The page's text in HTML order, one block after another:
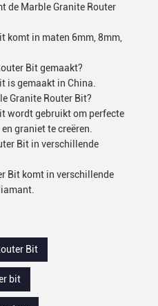
de Marble Granite Router
komt in maten 6mm, 8mm,
Bit gemaakt?
is gemaakt in China.
Granite Router Bit?
wordt gebruikt om perfecte
graniet te creëren.
Bit in verschillende
Bit komt in verschillende
Bit
bit